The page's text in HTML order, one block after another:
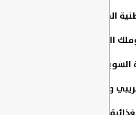
يؤكد قيادة مصر لتعزيز
السويس الجديدة تجسد رؤية
والفاتورة الإلكترونية لجميع